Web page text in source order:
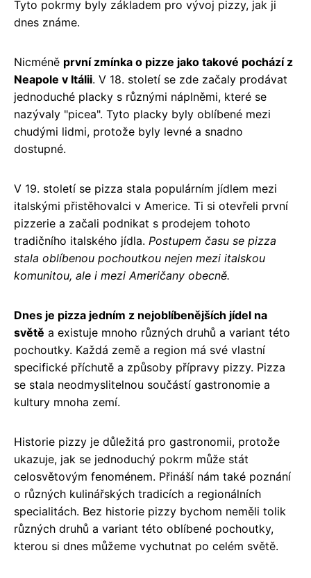
Tyto pokrmy byly základem pro vývoj pizzy, jak ji
dnes známe.
Nicméně první zmínka o pizze jako takové pochází z
Neapole v Itálii. V 18. století se zde začaly prodávat
jednoduché placky s různými náplněmi, které se
nazývaly "picea". Tyto placky byly oblíbené mezi
chudými lidmi, protože byly levné a snadno
dostupné.
V 19. století se pizza stala populárním jídlem mezi
italskými přistěhovalci v Americe. Ti si otevřeli první
pizzerie a začali podnikat s prodejem tohoto
tradičního italského jídla. Postupem času se pizza
stala oblíbenou pochoutkou nejen mezi italskou
komunitou, ale i mezi Američany obecně.
Dnes je pizza jedním z nejoblíbenějších jídel na
světě a existuje mnoho různých druhů a variant této
pochoutky. Každá země a region má své vlastní
specifické příchutě a způsoby přípravy pizzy. Pizza
se stala neodmyslitelnou součástí gastronomie a
kultury mnoha zemí.
Historie pizzy je důležitá pro gastronomii, protože
ukazuje, jak se jednoduchý pokrm může stát
celosvětovým fenoménem. Přináší nám také poznání
o různých kulinářských tradicích a regionálních
specialitách. Bez historie pizzy bychom neměli tolik
různých druhů a variant této oblíbené pochoutky,
kterou si dnes můžeme vychutnat po celém světě.